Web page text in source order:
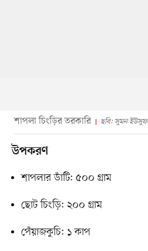
শাপলা চিংড়ির তরকারি ছবি: সুমন ইউসুফ
উপকরণ
শাপলার ডাঁটি: ৫০০ গ্রাম
ছোট চিংড়ি: ২০০ গ্রাম
পেঁয়াজকুচি: ১ কাপ